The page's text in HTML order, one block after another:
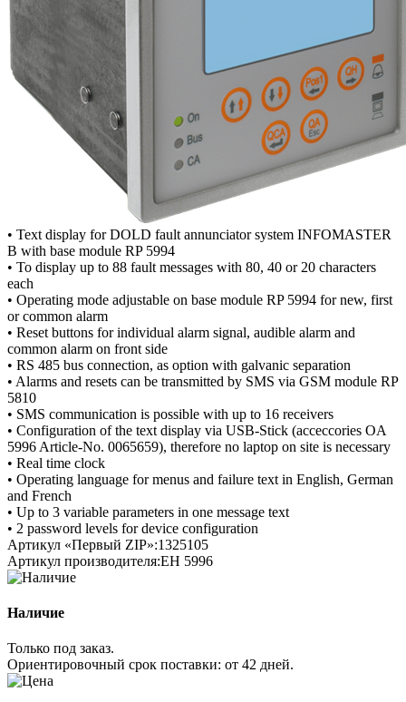
• Text display for DOLD fault annunciator system INFOMASTER
B with base module RP 5994
• To display up to 88 fault messages with 80, 40 or 20 characters
each
• Operating mode adjustable on base module RP 5994 for new, first
or common alarm
• Reset buttons for individual alarm signal, audible alarm and
common alarm on front side
• RS 485 bus connection, as option with galvanic separation
• Alarms and resets can be transmitted by SMS via GSM module RP
5810
• SMS communication is possible with up to 16 receivers
• Configuration of the text display via USB-Stick (acceccories OA
5996 Article-No. 0065659), therefore no laptop on site is necessary
• Real time clock
• Operating language for menus and failure text in English, German
and French
• Up to 3 variable parameters in one message text
• 2 password levels for device configuration
Артикул «Первый ZIP»:1325105
Артикул производителя:EH 5996
Наличие
Только под заказ.
Ориентировочный срок поставки: от 42 дней.